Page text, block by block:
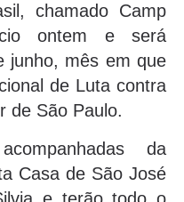
chamado Camp
ontem e será
junho, mês em que
de Luta contra
de São Paulo.
da
Casa de São José